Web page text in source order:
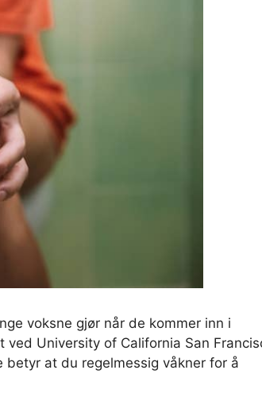
voksne gjør når de kommer inn i
ved University of California San
betyr at du regelmessig våkner for å